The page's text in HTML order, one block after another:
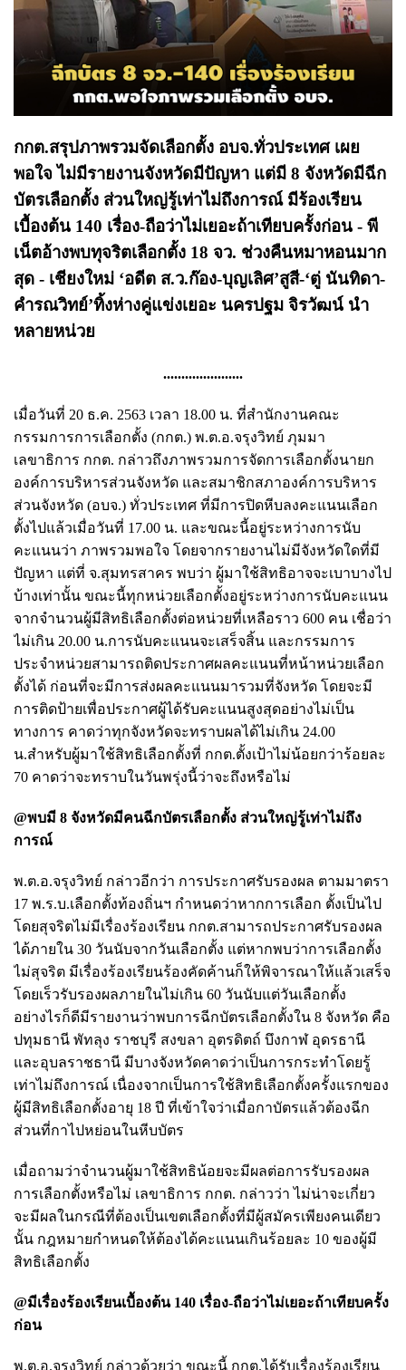
กกต.สรุปภาพรวมจัดเลือกตั้ง อบจ.ทั่วประเทศ เผย
พอใจ ไม่มีรายงานจังหวัดมีปัญหา แต่มี 8 จังหวัดมีฉีก
บัตรเลือกตั้ง ส่วนใหญ่รู้เท่าไม่ถึงการณ์ มีร้องเรียน
เบื้องต้น 140 เรื่อง-ถือว่าไม่เยอะถ้าเทียบครั้งก่อน - พี
เน็ตอ้างพบทุจริตเลือกตั้ง 18 จว. ช่วงคืนหมาหอนมาก
สุด - เชียงใหม่ ‘อดีต ส.ว.ก๊อง-บุญเลิศ’สูสี-‘ตู่ นันทิดา-
คำรณวิทย์’ทิ้งห่างคู่แข่งเยอะ นครปฐม จิรวัฒน์ นำ
หลายหน่วย
......................
เมื่อวันที่ 20 ธ.ค. 2563 เวลา 18.00 น. ที่สำนักงานคณะ
กรรมการการเลือกตั้ง (กกต.) พ.ต.อ.จรุงวิทย์ ภุมมา
เลขาธิการ กกต. กล่าวถึงภาพรวมการจัดการเลือกตั้งนายก
องค์การบริหารส่วนจังหวัด และสมาชิกสภาองค์การบริหาร
ส่วนจังหวัด (อบจ.) ทั่วประเทศ ที่มีการปิดหีบลงคะแนนเลือก
ตั้งไปแล้วเมื่อวันที่ 17.00 น. และขณะนี้อยู่ระหว่างการนับ
คะแนนว่า ภาพรวมพอใจ โดยจากรายงานไม่มีจังหวัดใดที่มี
ปัญหา แต่ที่ จ.สุมทรสาคร พบว่า ผู้มาใช้สิทธิอาจจะเบาบางไป
บ้างเท่านั้น ขณะนี้ทุกหน่วยเลือกตั้งอยู่ระหว่างการนับคะแนน
จากจำนวนผู้มีสิทธิเลือกตั้งต่อหน่วยที่เหลือราว 600 คน เชื่อว่า
ไม่เกิน 20.00 น.การนับคะแนนจะเสร็จสิ้น และกรรมการ
ประจำหน่วยสามารถติดประกาศผลคะแนนที่หน้าหน่วยเลือก
ตั้งได้ ก่อนที่จะมีการส่งผลคะแนนมารวมที่จังหวัด โดยจะมี
การติดป้ายเพื่อประกาศผู้ได้รับคะแนนสูงสุดอย่างไม่เป็น
ทางการ คาดว่าทุกจังหวัดจะทราบผลได้ไม่เกิน 24.00
น.สำหรับผู้มาใช้สิทธิเลือกตั้งที่ กกต.ตั้งเป้าไม่น้อยกว่าร้อยละ
70 คาดว่าจะทราบในวันพรุ่งนี้ว่าจะถึงหรือไม่
@พบมี 8 จังหวัดมีคนฉีกบัตรเลือกตั้ง ส่วนใหญ่รู้เท่าไม่ถึง
การณ์
พ.ต.อ.จรุงวิทย์ กล่าวอีกว่า การประกาศรับรองผล ตามมาตรา
17 พ.ร.บ.เลือกตั้งท้องถิ่นฯ กำหนดว่าหากการเลือก ตั้งเป็นไป
โดยสุจริตไม่มีเรื่องร้องเรียน กกต.สามารถประกาศรับรองผล
ได้ภายใน 30 วันนับจากวันเลือกตั้ง แต่หากพบว่าการเลือกตั้ง
ไม่สุจริต มีเรื่องร้องเรียนร้องคัดค้านก็ให้พิจารณาให้แล้วเสร็จ
โดยเร็วรับรองผลภายในไม่เกิน 60 วันนับแต่วันเลือกตั้ง
อย่างไรก็ดีมีรายงานว่าพบการฉีกบัตรเลือกตั้งใน 8 จังหวัด คือ
ปทุมธานี พัทลุง ราชบุรี สงขลา อุตรดิตถ์ บึงกาฬ อุดรธานี
และอุบลราชธานี มีบางจังหวัดคาดว่าเป็นการกระทำโดยรู้
เท่าไม่ถึงการณ์ เนื่องจากเป็นการใช้สิทธิเลือกตั้งครั้งแรกของ
ผู้มีสิทธิเลือกตั้งอายุ 18 ปี ที่เข้าใจว่าเมื่อกาบัตรแล้วต้องฉีก
ส่วนที่กาไปหย่อนในหีบบัตร
เมื่อถามว่าจำนวนผู้มาใช้สิทธิน้อยจะมีผลต่อการรับรองผล
การเลือกตั้งหรือไม่ เลขาธิการ กกต. กล่าวว่า ไม่น่าจะเกี่ยว
จะมีผลในกรณีที่ต้องเป็นเขตเลือกตั้งที่มีผู้สมัครเพียงคนเดียว
นั้น กฎหมายกำหนดให้ต้องได้คะแนนเกินร้อยละ 10 ของผู้มี
สิทธิเลือกตั้ง
@มีเรื่องร้องเรียนเบื้องต้น 140 เรื่อง-ถือว่าไม่เยอะถ้าเทียบครั้ง
ก่อน
พ.ต.อ.จรุงวิทย์ กล่าวด้วยว่า ขณะนี้ กกต.ได้รับเรื่องร้องเรียน